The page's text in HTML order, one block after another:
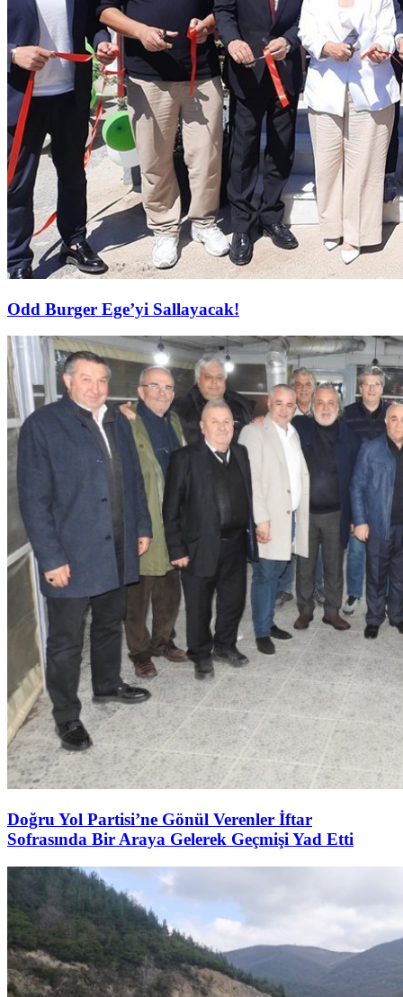
Odd Burger Ege’yi Sallayacak!
Doğru Yol Partisi’ne Gönül Verenler İftar
Sofrasında Bir Araya Gelerek Geçmişi Yad Etti